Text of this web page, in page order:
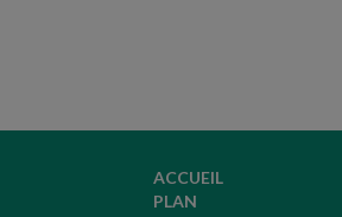
ACCUEIL
PLAN